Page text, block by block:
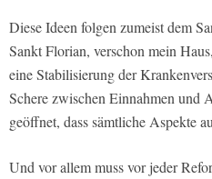
Diese Ideen folgen zumeist dem
Sankt Florian, verschon mein
eine Stabilisierung der
Schere zwischen Einnahmen und
geöffnet, dass sämtliche Aspekte
Und vor allem muss vor jeder